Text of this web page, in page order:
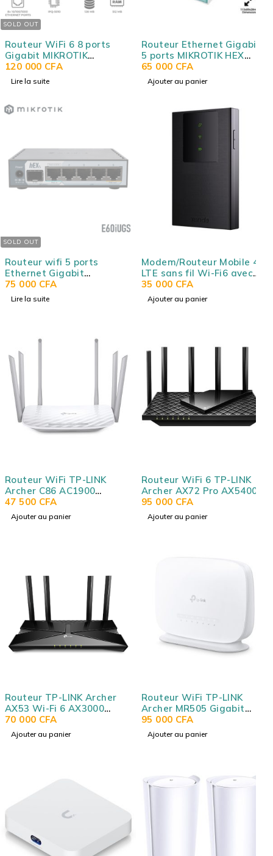
SOLD OUT
Routeur WiFi 6 8 ports
Gigabit MIKROTIK
L009UiGS-2HaxD-IN avec
SFP 2.5G, PoE IN/OUT et
120 000 CFA
Lire la suite
Routeur Ethernet Gigabit
5 ports MIKROTIK HEX
RB750GR3 - RouterOS -
USB - IPsec hardware
65 000 CFA
Ajouter au panier
SOLD OUT
Routeur wifi 5 ports
Ethernet Gigabit
MIKROTIK HEX S (2025)
E60IUGS avec SFP 2.5G,
75 000 CFA
Lire la suite
Modem/Routeur Mobile 4G
LTE sans fil Wi-Fi6 avec
batterie 2100mAh Tenda
TEN-MF3 / 4G180
35 000 CFA
Ajouter au panier
Routeur WiFi TP-LINK
Archer C86 AC1900
(AC1300 + N600) + 4 ports
LAN 10/100/1000Mbps
47 500 CFA
Ajouter au panier
Routeur WiFi 6 TP-LINK
Archer AX72 Pro AX5400
(AX4804 + AX574) 1 port
LAN/WAN 2.5 Gigabit + 1
port LAN/WAN Gigabit + 3
95 000 CFA
Ajouter au panier
Routeur TP-LINK Archer
AX53 Wi-Fi 6 AX3000
(AX2402 + AX574) 1 port
WAN Gigabit + 4 ports
LAN Gigabit
70 000 CFA
Ajouter au panier
Routeur WiFi TP-LINK
Archer MR505 Gigabit
AC1200 bi-bande (AC867 +
N300) et modem 4G+ Cat6
95 000 CFA
Ajouter au panier